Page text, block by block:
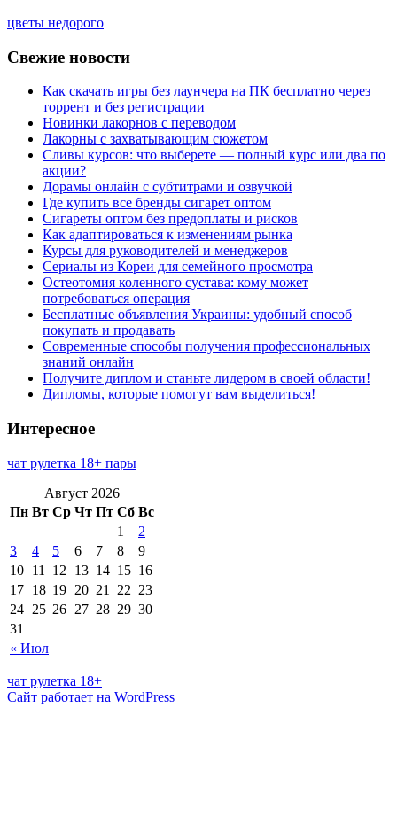
цветы недорого
Свежие новости
Как скачать игры без лаунчера на ПК бесплатно через
торрент и без регистрации
Новинки лакорнов с переводом
Лакорны с захватывающим сюжетом
Сливы курсов: что выберете — полный курс или два по
акции?
Дорамы онлайн с субтитрами и озвучкой
Где купить все бренды сигарет оптом
Сигареты оптом без предоплаты и рисков
Как адаптироваться к изменениям рынка
Курсы для руководителей и менеджеров
Сериалы из Кореи для семейного просмотра
Остеотомия коленного сустава: кому может
потребоваться операция
Бесплатные объявления Украины: удобный способ
покупать и продавать
Современные способы получения профессиональных
знаний онлайн
Получите диплом и станьте лидером в своей области!
Дипломы, которые помогут вам выделиться!
Интересное
чат рулетка 18+ пары
Август 2026
Пн Вт Ср Чт Пт Сб Вс
« Июл
1
2
3
4 5 6 7 8
9
10 11 12 13 14 15 16
17 18 19 20 21 22 23
24 25 26 27 28 29 30
31
чат рулетка 18+
Сайт работает на WordPress